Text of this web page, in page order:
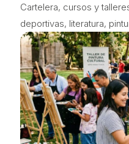
Cartelera, cursos y
deportivas, literatura,